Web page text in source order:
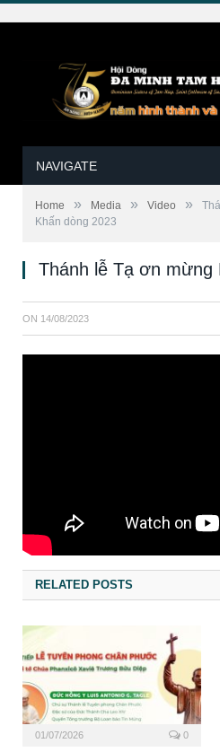
NAVIGATE
Home » Media » Video »
Khấn dòng 2023
Thánh lễ Tạ ơn mừng
ON 14/08/2023
RELATED POSTS
01/07/2026 0